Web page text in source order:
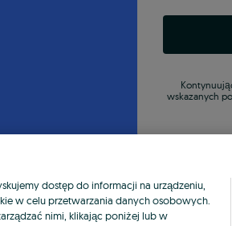
wskazanych
dostęp do informacji na urządzeniu,
w celu przetwarzania danych osobowych.
nimi, klikając poniżej lub w